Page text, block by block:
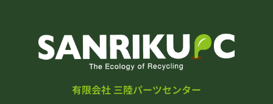
有限会社 三陸パーツセンター